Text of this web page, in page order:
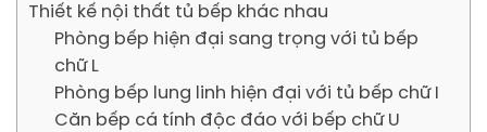
Thiết kế nội thất tủ bếp khác nhau
Phòng bếp hiện đại sang trọng với tủ bếp
chữ L
Phòng bếp lung linh hiện đại với tủ bếp chữ I
Căn bếp cá tính độc đáo với bếp chữ U